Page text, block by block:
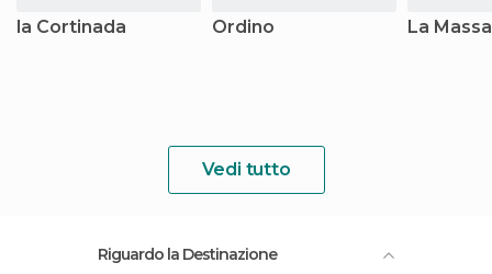
la Cortinada Ordino La
Vedi tutto
Riguardo la Destinazione